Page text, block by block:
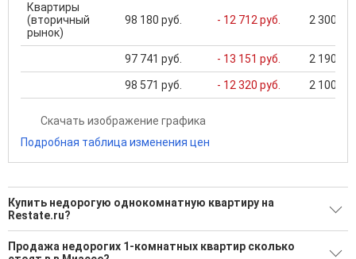
Квартиры
(вторичный
рынок)
98 180 руб. - 12 712 руб. 2 300
97 741 руб. - 13 151 руб. 2 190
98 571 руб. - 12 320 руб. 2 100
Скачать изображение графика
Подробная таблица изменения цен
Купить недорогую однокомнатную квартиру на
Restate.ru?
Ищите, как Купить недорогую однокомнатную квартиру?
Продажа недорогих 1-комнатных квартир сколько